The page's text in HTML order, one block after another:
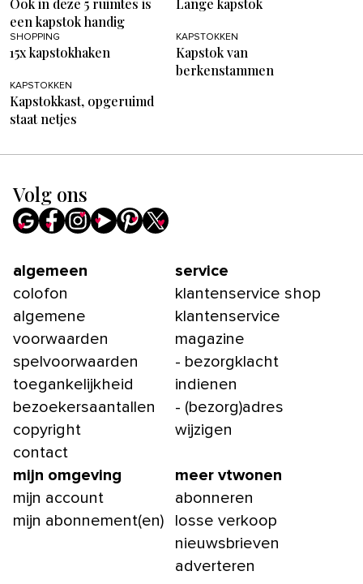
Ook in deze 5 ruimtes is
een kapstok handig
Lange kapstok
SHOPPING
15x kapstokhaken
KAPSTOKKEN
Kapstok van
berkenstammen
KAPSTOKKEN
Kapstokkast, opgeruimd
staat netjes
Volg ons
algemeen
colofon
algemene
voorwaarden
spelvoorwaarden
toegankelijkheid
bezoekersaantallen
copyright
contact
service
klantenservice shop
klantenservice
magazine
- bezorgklacht
indienen
- (bezorg)adres
wijzigen
mijn omgeving
mijn account
mijn abonnement(en)
meer vtwonen
abonneren
losse verkoop
nieuwsbrieven
adverteren